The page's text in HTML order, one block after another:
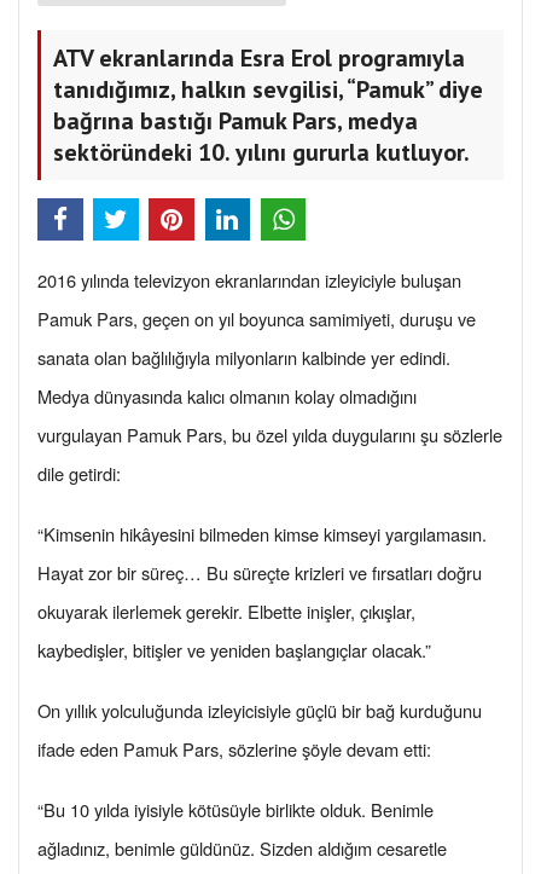
ATV ekranlarında Esra Erol programıyla
tanıdığımız, halkın sevgilisi, “Pamuk” diye
bağrına bastığı Pamuk Pars, medya
sektöründeki 10. yılını gururla kutluyor.
2016 yılında televizyon ekranlarından izleyiciyle buluşan
Pamuk Pars, geçen on yıl boyunca samimiyeti, duruşu ve
sanata olan bağlılığıyla milyonların kalbinde yer edindi.
Medya dünyasında kalıcı olmanın kolay olmadığını
vurgulayan Pamuk Pars, bu özel yılda duygularını şu sözlerle
dile getirdi:
“Kimsenin hikâyesini bilmeden kimse kimseyi yargılamasın.
Hayat zor bir süreç… Bu süreçte krizleri ve fırsatları doğru
okuyarak ilerlemek gerekir. Elbette inişler, çıkışlar,
kaybedişler, bitişler ve yeniden başlangıçlar olacak.”
On yıllık yolculuğunda izleyicisiyle güçlü bir bağ kurduğunu
ifade eden Pamuk Pars, sözlerine şöyle devam etti:
“Bu 10 yılda iyisiyle kötüsüyle birlikte olduk. Benimle
ağladınız, benimle güldünüz. Sizden aldığım cesaretle